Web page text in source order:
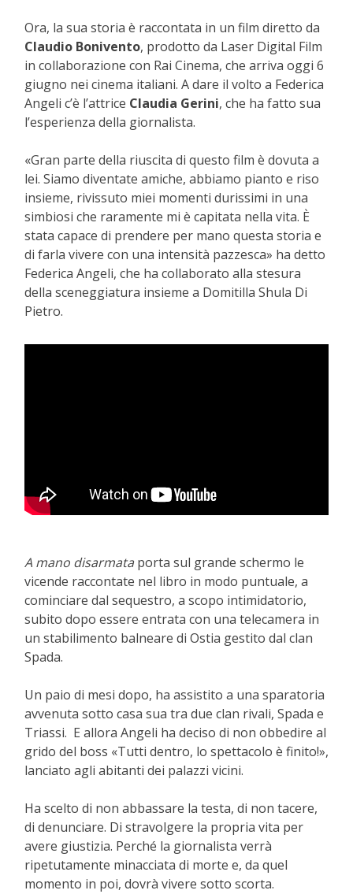
Ora, la sua storia è raccontata in un film diretto da
Claudio Bonivento, prodotto da Laser Digital Film
in collaborazione con Rai Cinema, che arriva oggi 6
giugno nei cinema italiani. A dare il volto a Federica
Angeli c’è l’attrice Claudia Gerini, che ha fatto sua
l’esperienza della giornalista.
«Gran parte della riuscita di questo film è dovuta a
lei. Siamo diventate amiche, abbiamo pianto e riso
insieme, rivissuto miei momenti durissimi in una
simbiosi che raramente mi è capitata nella vita. È
stata capace di prendere per mano questa storia e
di farla vivere con una intensità pazzesca» ha detto
Federica Angeli, che ha collaborato alla stesura
della sceneggiatura insieme a Domitilla Shula Di
Pietro.
A mano disarmata porta sul grande schermo le
vicende raccontate nel libro in modo puntuale, a
cominciare dal sequestro, a scopo intimidatorio,
subito dopo essere entrata con una telecamera in
un stabilimento balneare di Ostia gestito dal clan
Spada.
Un paio di mesi dopo, ha assistito a una sparatoria
avvenuta sotto casa sua tra due clan rivali, Spada e
Triassi. E allora Angeli ha deciso di non obbedire al
grido del boss «Tutti dentro, lo spettacolo è finito!»,
lanciato agli abitanti dei palazzi vicini.
Ha scelto di non abbassare la testa, di non tacere,
di denunciare. Di stravolgere la propria vita per
avere giustizia. Perché la giornalista verrà
ripetutamente minacciata di morte e, da quel
momento in poi, dovrà vivere sotto scorta.